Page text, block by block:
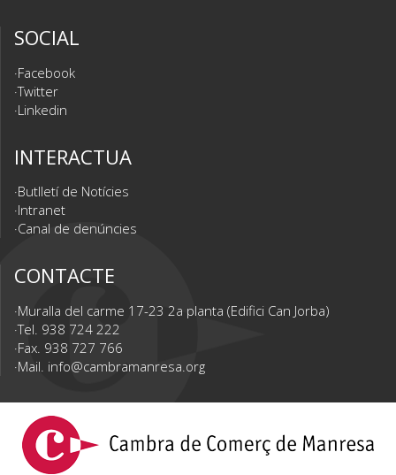
SOCIAL
Facebook
Twitter
Linkedin
INTERACTUA
Butlletí de Notícies
Intranet
Canal de denúncies
CONTACTE
Muralla del carme 17-23 2a planta (Edifici Can Jorba)
Tel. 938 724 222
Fax. 938 727 766
Mail. info@cambramanresa.org